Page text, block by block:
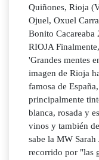
Quiñones, Rioja
Ojuel, Oxuel
Bonito
RIOJA
'Grandes mentes
imagen de Rioja
famosa de
principalmente
blanca, rosada y
vinos y también
sabe la MW
recorrido por "las